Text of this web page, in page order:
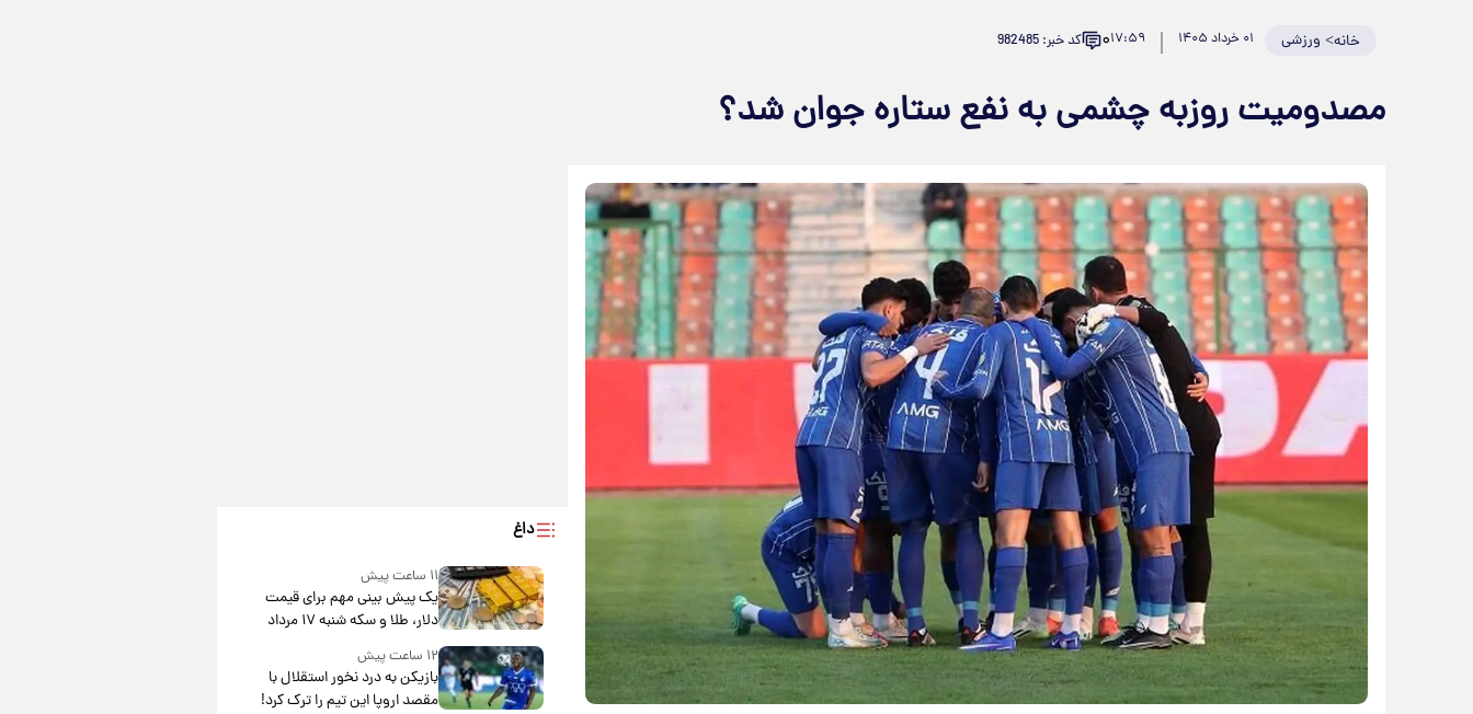
خانه> ورزشی ۰۱ خرداد ۱۴۰۵ ۱۷:۵۹۰ کد خبر: 982485
مصدومیت روزبه چشمی به نفع ستاره جوان شد؟
داغ
۱۱ ساعت پیش
یک پیش ‌بینی مهم برای قیمت
دلار، طلا و سکه شنبه ۱۷ مرداد
۱۴۰۵
۱۲ ساعت پیش
بازیکن به درد نخور استقلال با
مقصد اروپا این تیم را ترک کرد!